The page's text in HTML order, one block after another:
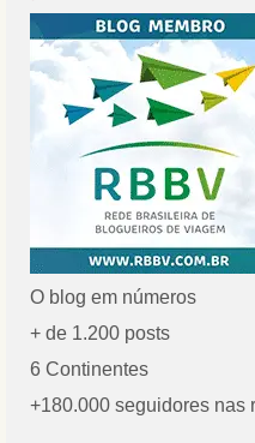
O blog em números
+ de 1.200 posts
6 Continentes
+180.000 seguidores nas